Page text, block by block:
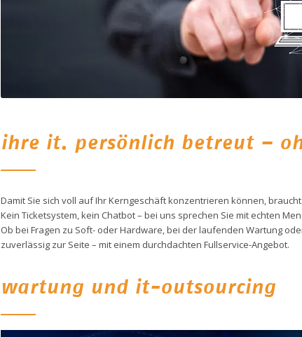
ihre it. persönlich betreut –
Damit Sie sich voll auf Ihr Kerngeschäft konzentrieren können,
Kein Ticketsystem, kein Chatbot – bei uns sprechen Sie mit echten
Ob bei Fragen zu Soft- oder Hardware, bei der laufenden Wartung
zuverlässig zur Seite – mit einem durchdachten Fullservice-Angebot.
wartung und it-outsourcing